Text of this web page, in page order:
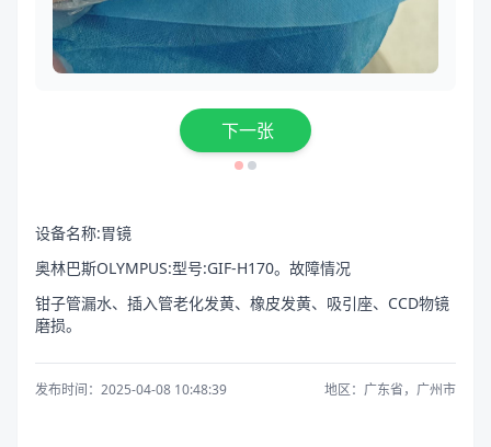
下一张
设备名称:胃镜
奥林巴斯OLYMPUS:型号:GIF-H170。故障情况
钳子管漏水、插入管老化发黄、橡皮发黄、吸引座、CCD物镜
磨损。
发布时间：2025-04-08 10:48:39 地区：广东省，广州市